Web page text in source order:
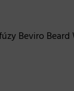
Beviro Beard